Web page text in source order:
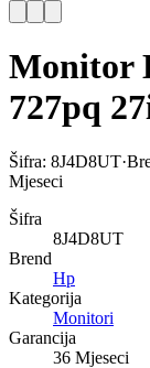
Monitor
727pq
Šifra: 8J4D8UT·
Mjeseci
Šifra
8J4D8UT
Brend
Hp
Kategorija
Monitori
Garancija
36 Mjeseci